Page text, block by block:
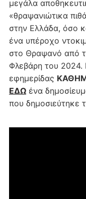
μεγάλα
«θραψανιώτικα
στην Ελλάδα, όσο
ένα υπέροχο
στο Θραψανό από
Φλεβάρη του 2024.
εφημερίδας
ΕΔΩένα
που δημοσιεύτηκε